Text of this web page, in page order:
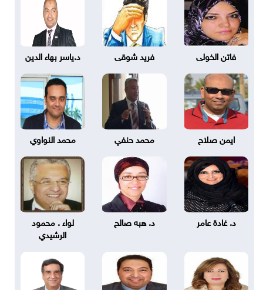
فاتن الخولى فريد شوقى د.ياسر بهاء الدين
ايمن صلاح محمد حنفي محمد النواوي
د. غادة عامر د. هبه صالح
لواء . محمود
الرشيدي